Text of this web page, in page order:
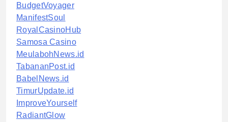
BudgetVoyager
ManifestSoul
RoyalCasinoHub
Samosa Casino
MeulabohNews.id
TabananPost.id
BabelNews.id
TimurUpdate.id
ImproveYourself
RadiantGlow